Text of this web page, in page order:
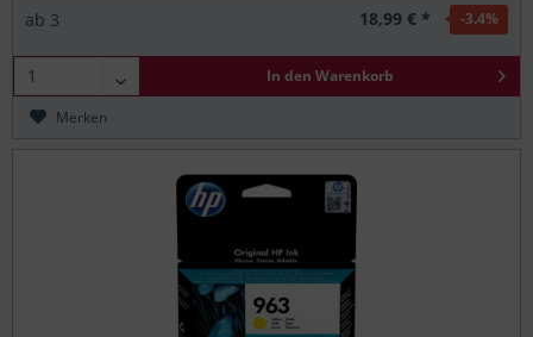
ab 3 18,99 € * -3.4%
In den Warenkorb
Merken